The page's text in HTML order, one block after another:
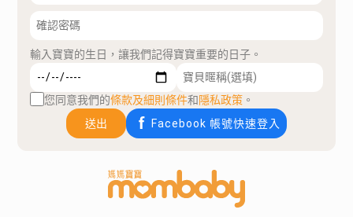
輸入寶寶的生日，讓我們記得寶寶重要的日子。
您同意我們的條款及細則條件和隱私政策 。
送出
Facebook 帳號快速登入